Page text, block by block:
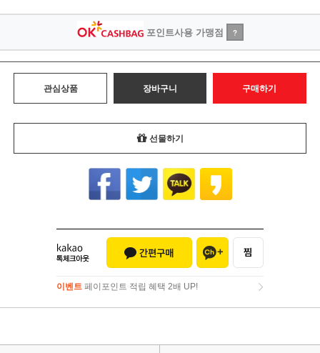
포인트사용 가맹점 ?
관심상품 장바구니 구매하기
선물하기
이벤트 페이포인트 적립 혜택 2배 UP!
이벤트페이포인트 적립 혜택 2배 UP!